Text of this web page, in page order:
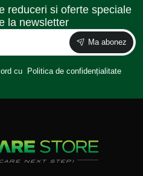
reduceri si oferte speciale
la newsletter
Ma abonez
cu Politica de confidențialitate